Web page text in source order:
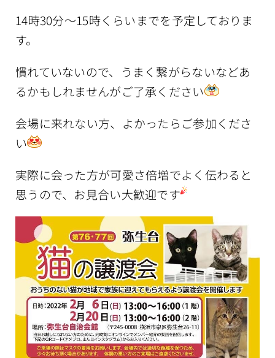
14時30分〜15時くらいまでを予定しておりま
す。
慣れていないので、うまく繋がらないなどあ
るかもしれませんがご了承ください
会場に来れない方、よかったらご参加くださ
い
実際に会った方が可愛さ倍増でよく伝わると
思うので、お見合い大歓迎です